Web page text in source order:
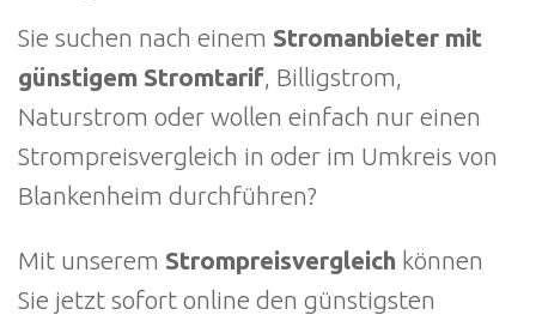
Sie suchen nach einem Stromanbieter mit
günstigem Stromtarif, Billigstrom,
Naturstrom oder wollen einfach nur einen
Strompreisvergleich in oder im Umkreis von
Blankenheim durchführen?
Mit unserem Strompreisvergleich können
Sie jetzt sofort online den günstigsten